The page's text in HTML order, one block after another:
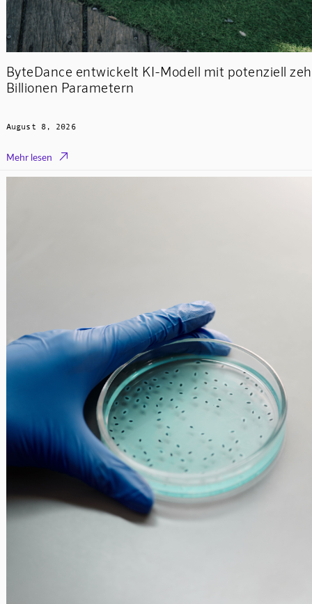
ByteDance entwickelt KI-Modell mit potenziell
Billionen Parametern
August 8, 2026
Mehr lesen 